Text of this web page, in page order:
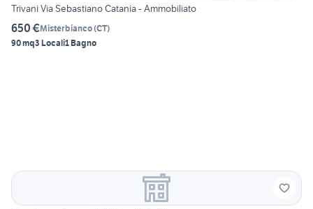
Trivani Via Sebastiano Catania - Ammobiliato
650 €Misterbianco(CT)
90 mq3 Locali1 Bagno